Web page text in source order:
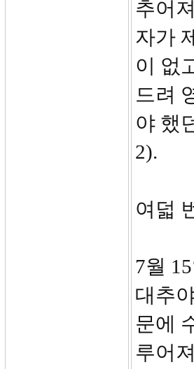
추어
자가
이 없
드려
야 했
2).
여덟
7월
대추
문에
루어